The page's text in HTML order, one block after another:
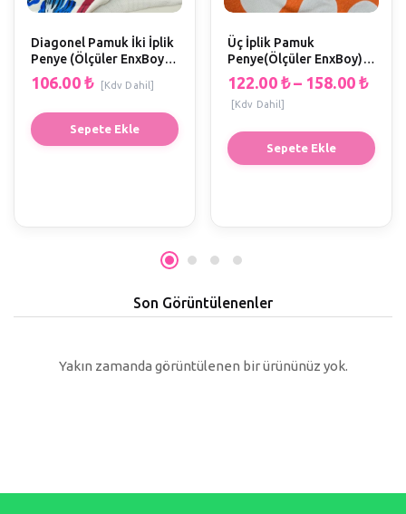
Sepete Ekle
Diagonel Pamuk İki İplik
Penye (Ölçüler EnxBoy)
(H1)
106.00 ₺ [Kdv Dahil]
Sepete Ekle
Üç İplik Pamuk
Penye(Ölçüler EnxBoy)
G1
122.00 ₺ – 158.00 ₺
[Kdv Dahil]
Son Görüntülenenler
Yakın zamanda görüntülenen bir ürününüz yok.